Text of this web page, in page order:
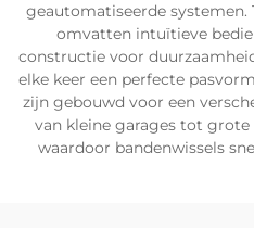
geautomatiseerde
omvatten intuïtieve
constructie voor
elke keer een perfecte
zijn gebouwd voor een
van kleine garages tot
waardoor bandenwissels